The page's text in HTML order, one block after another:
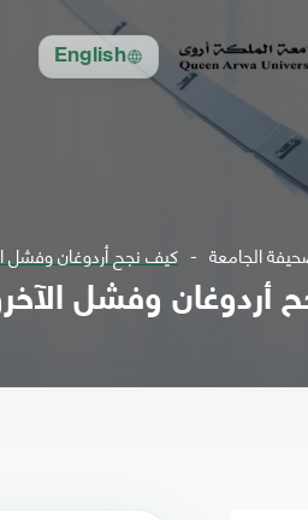
English
الجامعة كيف نجح أردوغان وفشل
أردوغان وفشل